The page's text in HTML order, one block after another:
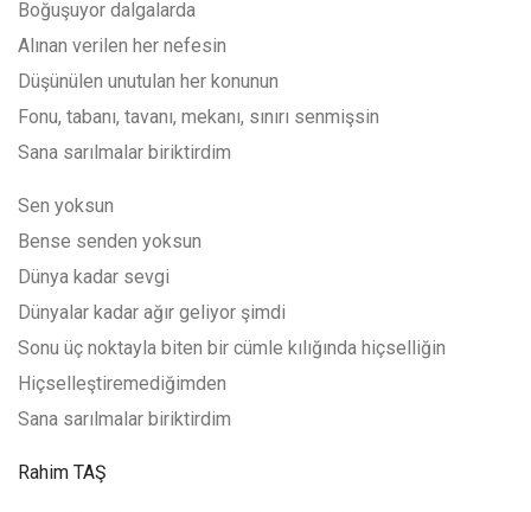
Boğuşuyor dalgalarda
Alınan verilen her nefesin
Düşünülen unutulan her konunun
Fonu, tabanı, tavanı, mekanı, sınırı senmişsin
Sana sarılmalar biriktirdim
Sen yoksun
Bense senden yoksun
Dünya kadar sevgi
Dünyalar kadar ağır geliyor şimdi
Sonu üç noktayla biten bir cümle kılığında hiçselliğin
Hiçselleştiremediğimden
Sana sarılmalar biriktirdim
Rahim TAŞ